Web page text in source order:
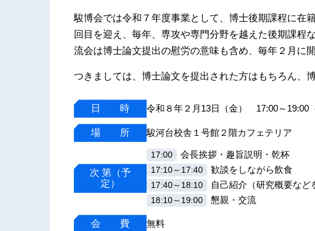
駿博会では令和７年度事業として、博士後期課程に在
回目を迎え、毎年、専攻や専門分野を越えた後期課程
流会は博士論文提出の慰労の意味も含め、毎年２月に
つきましては、博士論文を提出された方はもちろん、
日 時 令和８年２月13日（金） 17:00～19:00
場 所 駿河台校舎１号館２階カフェテリア
次 第（予
定）
17:00 会長挨拶・趣旨説明・乾杯
17:10～17:40 歓談をしながら飲食
17:40～18:10 自己紹介（研究概要など
18:10～19:00 懇親・交流
会 費 無料